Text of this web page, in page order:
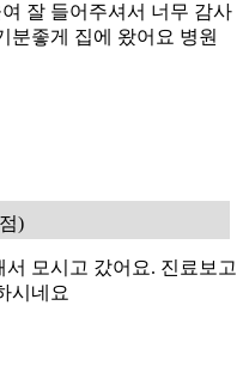
잘 들어주셔서 너무 감사
분좋게 집에 왔어요 병원
)
모시고 갔어요. 진료보고
시네요